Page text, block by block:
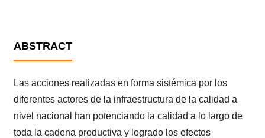
ABSTRACT
Las acciones realizadas en forma sistémica por los
diferentes actores de la infraestructura de la calidad a
nivel nacional han potenciando la calidad a lo largo de
toda la cadena productiva y logrado los efectos